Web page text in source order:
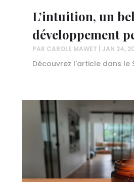
L’intuition, un
développement
PAR CAROLE MAWET JAN 24,
Découvrez l'article dans le